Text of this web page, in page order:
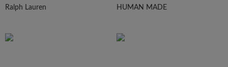
Ralph Lauren HUMAN MADE